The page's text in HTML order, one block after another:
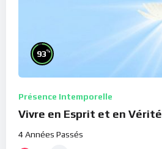
93%
Présence Intemporelle
Vivre en Esprit et en Vérité
4 Années Passés